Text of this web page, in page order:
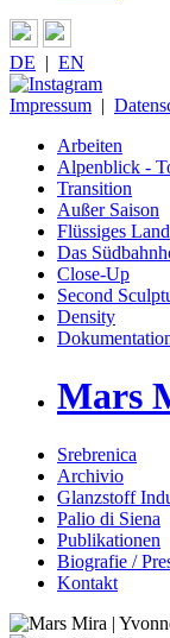
DE | EN
Impressum |
Arbeiten
Alpenblick -
Transition
Außer Saison
Flüssiges Land
Das
Close-Up
Second
Density
Mars
Srebrenica
Archivio
Glanzstoff
Palio di Siena
Publikationen
Biografie /
Kontakt